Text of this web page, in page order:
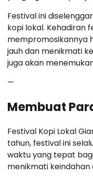
Festival ini
kopi lokal. Kehadiran
mempromosikannya
jauh dan menikmati
juga akan
—
Membuat
Festival Kopi Lokal
tahun, festival ini
waktu yang tepat
menikmati